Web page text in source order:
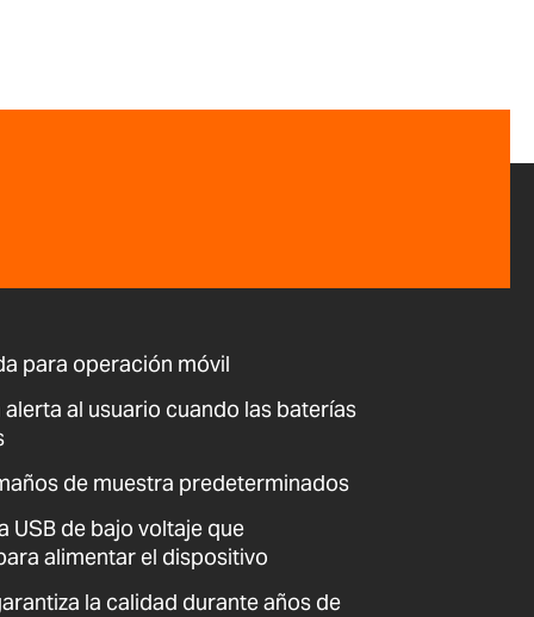
para operación móvil
al usuario cuando las baterías
de muestra predeterminados
USB de bajo voltaje que
alimentar el dispositivo
la calidad durante años de